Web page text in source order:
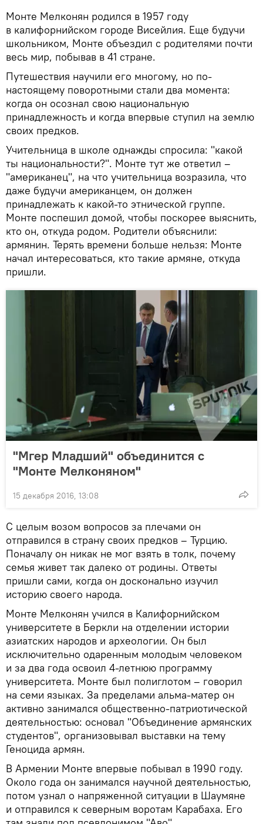
Монте Мелконян родился в 1957 году
в калифорнийском городе Висейлия. Еще будучи
школьником, Монте объездил с родителями почти
весь мир, побывав в 41 стране.
Путешествия научили его многому, но по-
настоящему поворотными стали два момента:
когда он осознал свою национальную
принадлежность и когда впервые ступил на землю
своих предков.
Учительница в школе однажды спросила: "какой
ты национальности?". Монте тут же ответил –
"американец", на что учительница возразила, что
даже будучи американцем, он должен
принадлежать к какой-то этнической группе.
Монте поспешил домой, чтобы поскорее выяснить,
кто он, откуда родом. Родители объяснили:
армянин. Терять времени больше нельзя: Монте
начал интересоваться, кто такие армяне, откуда
пришли.
"Мгер Младший" объединится с
"Монте Мелконяном"
15 декабря 2016, 13:08
С целым возом вопросов за плечами он
отправился в страну своих предков – Турцию.
Поначалу он никак не мог взять в толк, почему
семья живет так далеко от родины. Ответы
пришли сами, когда он досконально изучил
историю своего народа.
Монте Мелконян учился в Калифорнийском
университете в Беркли на отделении истории
азиатских народов и археологии. Он был
исключительно одаренным молодым человеком
и за два года освоил 4-летнюю программу
университета. Монте был полиглотом – говорил
на семи языках. За пределами альма-матер он
активно занимался общественно-патриотической
деятельностью: основал "Объединение армянских
студентов", организовывал выставки на тему
Геноцида армян.
В Армении Монте впервые побывал в 1990 году.
Около года он занимался научной деятельностью,
потом узнал о напряженной ситуации в Шаумяне
и отправился к северным воротам Карабаха. Его